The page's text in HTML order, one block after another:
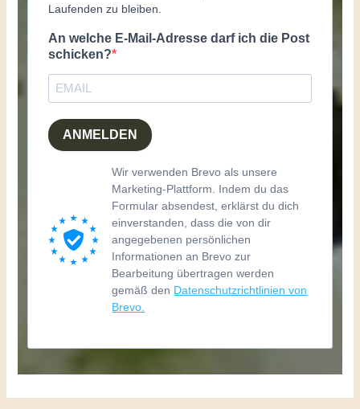
Laufenden zu bleiben.
An welche E-Mail-Adresse darf ich die Post
schicken?
ANMELDEN
Wir verwenden Brevo als unsere
Marketing-Plattform. Indem du das
Formular absendest, erklärst du dich
einverstanden, dass die von dir
angegebenen persönlichen
Informationen an Brevo zur
Bearbeitung übertragen werden
gemäß den Datenschutzrichtlinien von
Brevo.